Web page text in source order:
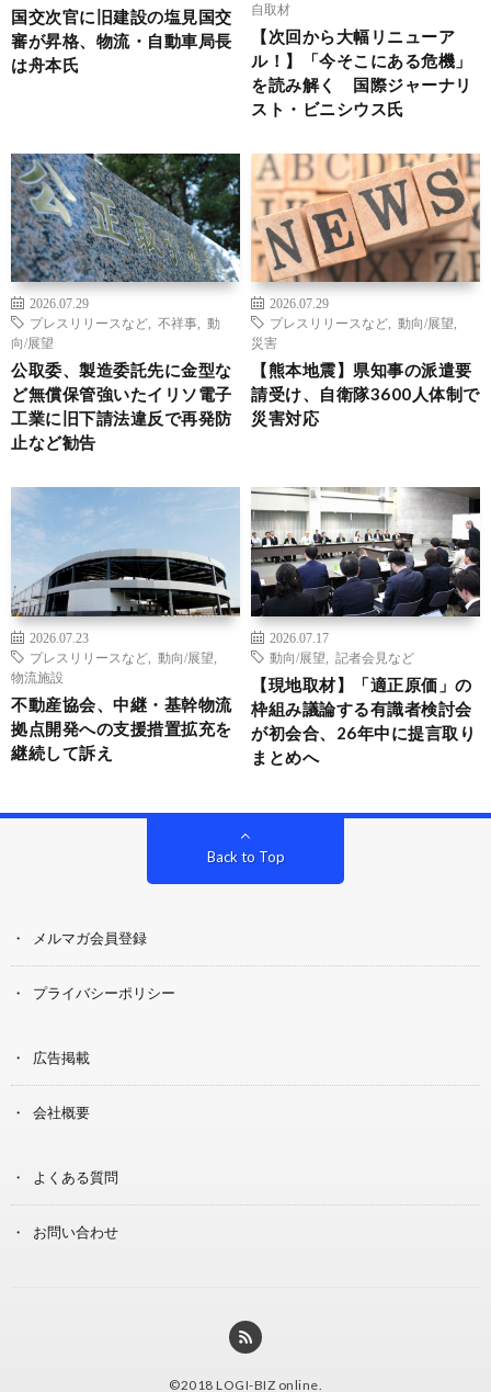
国交次官に旧建設の塩見国交
審が昇格、物流・自動車局長
は舟本氏
自取材
【次回から大幅リニューア
ル！】「今そこにある危機」
を読み解く 国際ジャーナリ
スト・ビニシウス氏
2026.07.29
プレスリリースなど
不祥事
動
向/展望
公取委、製造委託先に金型な
ど無償保管強いたイリソ電子
工業に旧下請法違反で再発防
止など勧告
2026.07.29
プレスリリースなど
動向/展望
災害
【熊本地震】県知事の派遣要
請受け、自衛隊3600人体制で
災害対応
2026.07.23
プレスリリースなど
動向/展望
物流施設
不動産協会、中継・基幹物流
拠点開発への支援措置拡充を
継続して訴え
2026.07.17
動向/展望
記者会見など
【現地取材】「適正原価」の
枠組み議論する有識者検討会
が初会合、26年中に提言取り
まとめへ
Back to Top
メルマガ会員登録
プライバシーポリシー
広告掲載
会社概要
よくある質問
お問い合わせ
©2018 LOGI-BIZ online